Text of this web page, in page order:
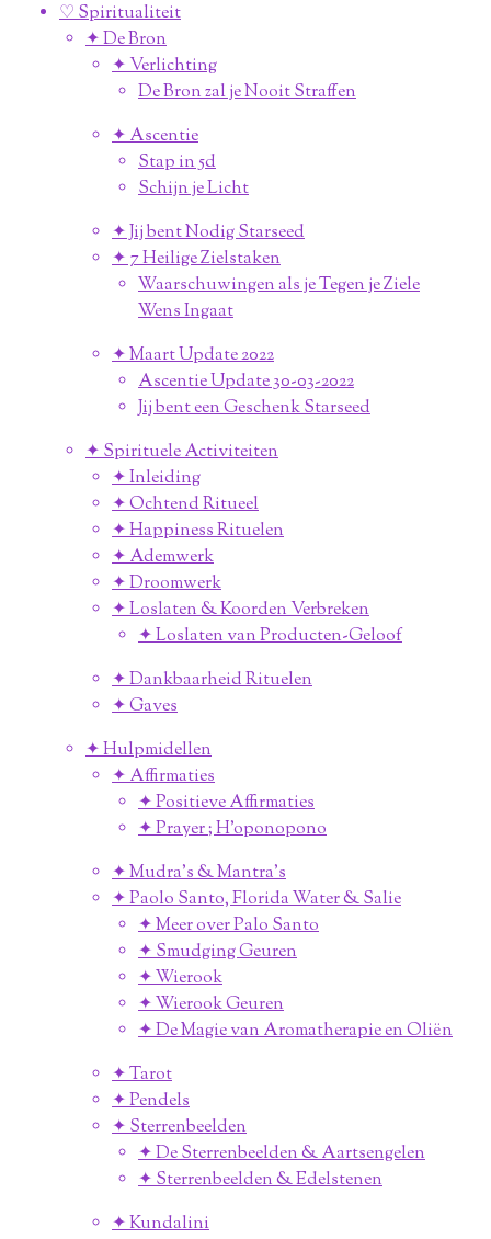
♡ Spiritualiteit
✦ De Bron
✦ Verlichting
De Bron zal je Nooit Straffen
✦ Ascentie
Stap in 5d
Schijn je Licht
✦ Jij bent Nodig Starseed
✦ 7 Heilige Zielstaken
Waarschuwingen als je Tegen je Ziele
Wens Ingaat
✦ Maart Update 2022
Ascentie Update 30-03-2022
Jij bent een Geschenk Starseed
✦ Spirituele Activiteiten
✦ Inleiding
✦ Ochtend Ritueel
✦ Happiness Rituelen
✦ Ademwerk
✦ Droomwerk
✦ Loslaten & Koorden Verbreken
✦ Loslaten van Producten-Geloof
✦ Dankbaarheid Rituelen
✦ Gaves
✦ Hulpmidellen
✦ Affirmaties
✦ Positieve Affirmaties
✦ Prayer ; H'oponopono
✦ Mudra's & Mantra's
✦ Paolo Santo, Florida Water & Salie
✦ Meer over Palo Santo
✦ Smudging Geuren
✦ Wierook
✦ Wierook Geuren
✦ De Magie van Aromatherapie en Oliën
✦ Tarot
✦ Pendels
✦ Sterrenbeelden
✦ De Sterrenbeelden & Aartsengelen
✦ Sterrenbeelden & Edelstenen
✦ Kundalini